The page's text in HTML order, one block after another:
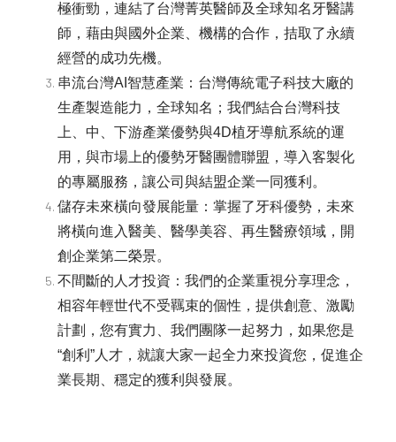
極衝勁，連結了台灣菁英醫師及全球知名牙醫講
師，藉由與國外企業、機構的合作，拮取了永續
經營的成功先機。
串流台灣AI智慧產業：台灣傳統電子科技大廠的
生產製造能力，全球知名；我們結合台灣科技
上、中、下游產業優勢與4D植牙導航系統的運
用，與市場上的優勢牙醫團體聯盟，導入客製化
的專屬服務，讓公司與結盟企業一同獲利。
儲存未來橫向發展能量：掌握了牙科優勢，未來
將橫向進入醫美、醫學美容、再生醫療領域，開
創企業第二榮景。
不間斷的人才投資：我們的企業重視分享理念，
相容年輕世代不受羈束的個性，提供創意、激勵
計劃，您有實力、我們團隊一起努力，如果您是
“創利”人才，就讓大家一起全力來投資您，促進企
業長期、穩定的獲利與發展。